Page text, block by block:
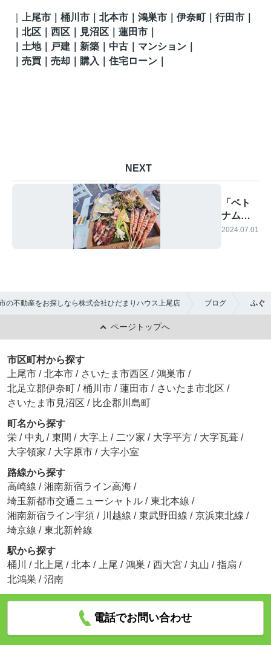
上尾市｜桶川市｜北本市｜鴻巣市｜伊奈町 ｜行田市
北区 ｜西区｜見沼区 ｜蓮田市
｜土地｜戸建｜新築｜中古｜マンション｜
｜売買｜売却｜購入｜住宅ローン｜
NEXT
「ベト
ナム」
パート3
2024.07.01
の不動産をお探しなら株式会社ひだまりハウス上尾店 ブログ ふぐ
ページトップへ
市区町村から探す
上尾市 / 北本市 / さいたま市西区 / 鴻巣市 /
北足立郡伊奈町 / 桶川市 / 蓮田市 / さいたま市北区 /
さいたま市見沼区 / 比企郡川島町
町名から探す
栄 / 中丸 / 東間 / 大字上 / 二ツ家 / 大字平方 / 大字瓦葺 /
大字領家 / 大字原市 / 大字小室
路線から探す
高崎線 / 湘南新宿ライン高海 /
埼玉新都市交通ニューシャトル / 東北本線 /
湘南新宿ライン宇須 / 川越線 / 東武野田線 / 京浜東北線 /
埼京線 / 東北新幹線
駅から探す
桶川
/ 北上尾 / 北本 / 上尾 / 鴻巣 / 西大宮 / 丸山 / 指扇 /
北鴻巣 / 沼南
電話でお問い合わせ